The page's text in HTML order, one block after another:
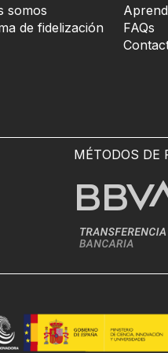
somos
de fidelización
FAQs
MÉTODOS DE